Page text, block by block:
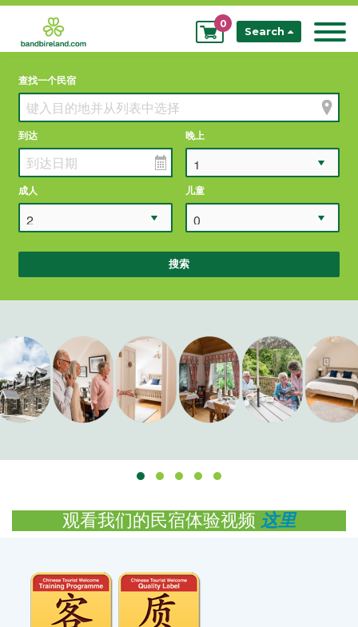
My
Bookings
0
Search
查找一个民宿
到达 晚上
成人 儿童
搜索
观看我们的民宿体验视频 这里